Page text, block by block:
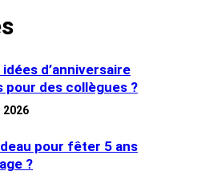
idées d’anniversaire
pour des collègues ?
2026
pour fêter 5 ans
?